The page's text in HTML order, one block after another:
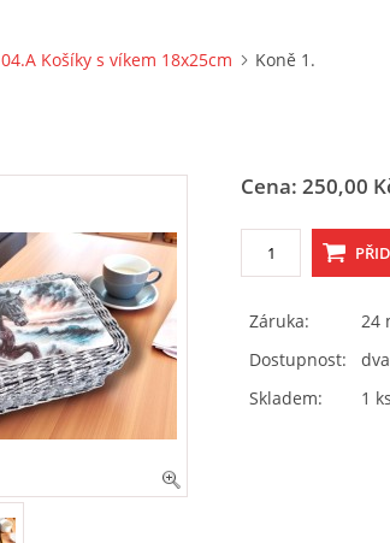
04.A Košíky s víkem 18x25cm Koně 1.
Cena: 250,00
Záruka:
24
Dostupnost:
Skladem:
1 ks